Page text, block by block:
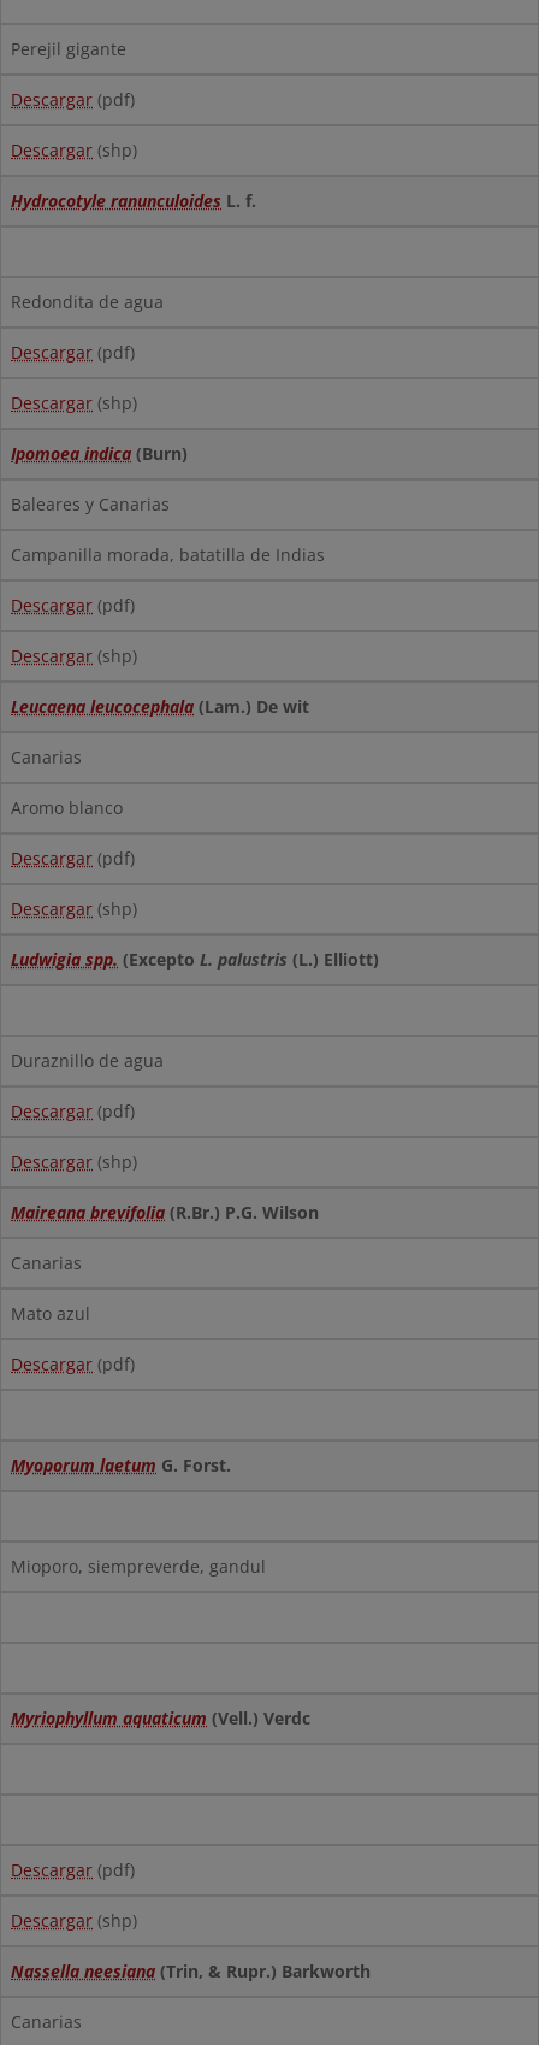
Perejil gigante
Descargar (pdf)
Descargar (shp)
Hydrocotyle ranunculoides L. f.
Redondita de agua
Descargar (pdf)
Descargar (shp)
Ipomoea indica (Burn)
Baleares y Canarias
Campanilla morada, batatilla de Indias
Descargar (pdf)
Descargar (shp)
Leucaena leucocephala (Lam.) De wit
Canarias
Aromo blanco
Descargar (pdf)
Descargar (shp)
Ludwigia spp. (Excepto L. palustris (L.) Elliott)
Duraznillo de agua
Descargar (pdf)
Descargar (shp)
Maireana brevifolia (R.Br.) P.G. Wilson
Canarias
Mato azul
Descargar (pdf)
Myoporum laetum G. Forst.
Mioporo, siempreverde, gandul
Myriophyllum aquaticum (Vell.) Verdc
Descargar (pdf)
Descargar (shp)
Nassella neesiana (Trin, & Rupr.) Barkworth
Canarias